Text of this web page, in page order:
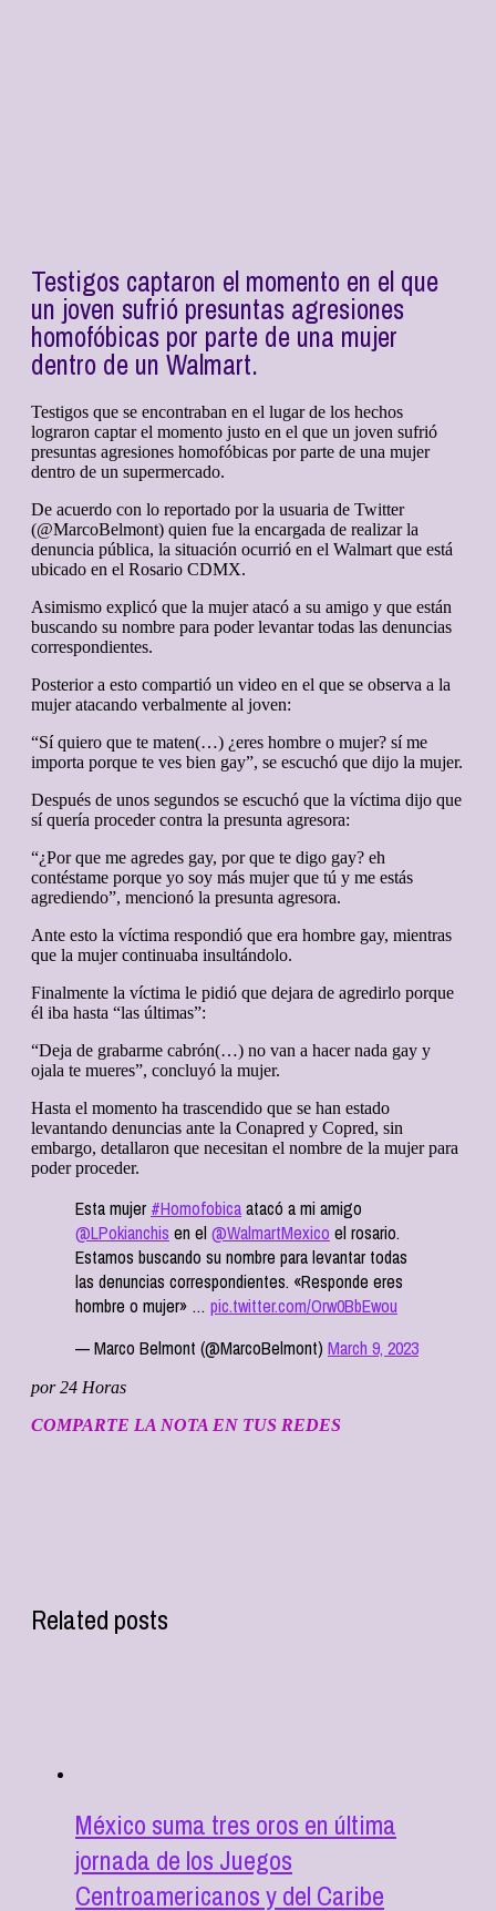
Testigos captaron el momento en el que
un joven sufrió presuntas agresiones
homofóbicas por parte de una mujer
dentro de un Walmart.
Testigos que se encontraban en el lugar de los hechos
lograron captar el momento justo en el que un joven sufrió
presuntas agresiones homofóbicas por parte de una mujer
dentro de un supermercado.
De acuerdo con lo reportado por la usuaria de Twitter
(@MarcoBelmont) quien fue la encargada de realizar la
denuncia pública, la situación ocurrió en el Walmart que está
ubicado en el Rosario CDMX.
Asimismo explicó que la mujer atacó a su amigo y que están
buscando su nombre para poder levantar todas las denuncias
correspondientes.
Posterior a esto compartió un video en el que se observa a la
mujer atacando verbalmente al joven:
“Sí quiero que te maten(…) ¿eres hombre o mujer? sí me
importa porque te ves bien gay”, se escuchó que dijo la mujer.
Después de unos segundos se escuchó que la víctima dijo que
sí quería proceder contra la presunta agresora:
“¿Por que me agredes gay, por que te digo gay? eh
contéstame porque yo soy más mujer que tú y me estás
agrediendo”, mencionó la presunta agresora.
Ante esto la víctima respondió que era hombre gay, mientras
que la mujer continuaba insultándolo.
Finalmente la víctima le pidió que dejara de agredirlo porque
él iba hasta “las últimas”:
“Deja de grabarme cabrón(…) no van a hacer nada gay y
ojala te mueres”, concluyó la mujer.
Hasta el momento ha trascendido que se han estado
levantando denuncias ante la Conapred y Copred, sin
embargo, detallaron que necesitan el nombre de la mujer para
poder proceder.
Esta mujer #Homofobicaatacó a mi amigo
@LPokianchis en el @WalmartMexico el rosario.
Estamos buscando su nombre para levantar todas
las denuncias correspondientes. «Responde eres
hombre o mujer» … pic.twitter.com/Orw0BbEwou
— Marco Belmont (@MarcoBelmont) March 9, 2023
por 24 Horas
COMPARTE LA NOTA EN TUS REDES
Related posts
México suma tres oros en última
jornada de los Juegos
Centroamericanos y del Caribe